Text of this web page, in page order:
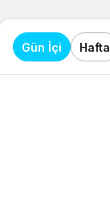
Gün İçi Hafta